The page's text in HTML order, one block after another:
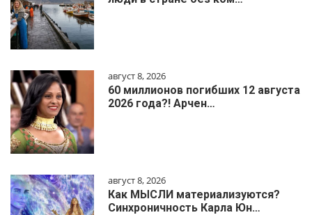
август 8, 2026
60 миллионов погибших 12 августа
2026 года?! Арчен…
август 8, 2026
Как МЫСЛИ материализуются?
Синхроничность Карла Юн…